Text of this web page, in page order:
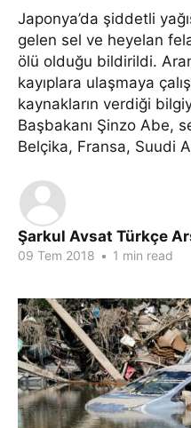
Japonya’da şiddetli
gelen sel ve heyelan
ölü olduğu bildirildi.
kayıplara ulaşmaya
kaynakların verdiği
Başbakanı Şinzo Abe,
Belçika, Fransa, Suudi
Şarkul Avsat Türkçe
09 Tem 2018 • 1 min read